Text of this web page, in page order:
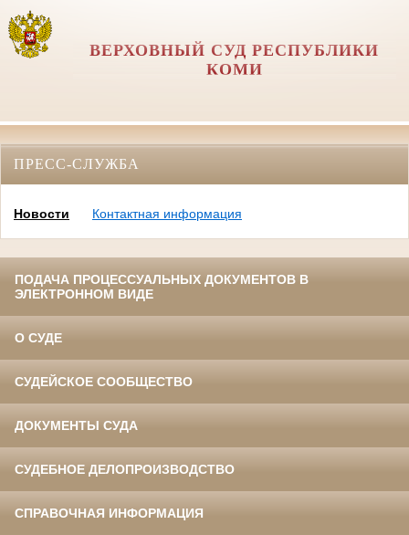
ВЕРХОВНЫЙ СУД РЕСПУБЛИКИ
КОМИ
ПРЕСС-СЛУЖБА
Новости Контактная информация
ПОДАЧА ПРОЦЕССУАЛЬНЫХ ДОКУМЕНТОВ В
ЭЛЕКТРОННОМ ВИДЕ
О СУДЕ
СУДЕЙСКОЕ СООБЩЕСТВО
ДОКУМЕНТЫ СУДА
СУДЕБНОЕ ДЕЛОПРОИЗВОДСТВО
СПРАВОЧНАЯ ИНФОРМАЦИЯ